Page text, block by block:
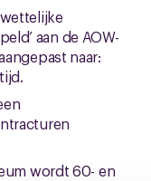
aan de AOW-
naar:
wordt 60- en